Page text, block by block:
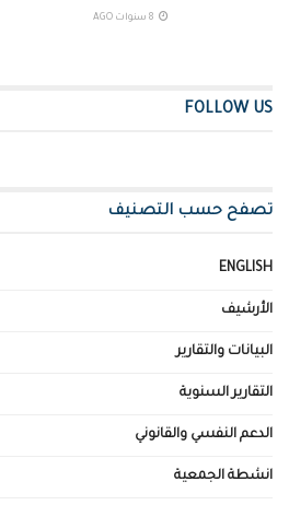
FOLLOW US
تصفح حسب التصنيف
ENGLISH
الأرشيف
البيانات والتقارير
التقارير السنوية
الدعم النفسي والقانوني
انشطة الجمعية